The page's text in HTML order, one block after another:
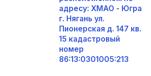
адресу: ХМАО - Югра
г. Нягань ул.
Пионерская д. 147 кв.
15 кадастровый
номер
86:13:0301005:213